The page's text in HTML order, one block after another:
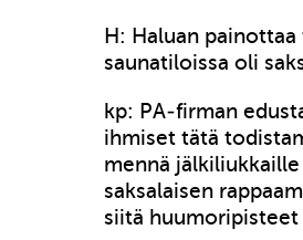
H: Haluan
saunatiloissa oli
kp: PA-firman
ihmiset tätä
mennä
saksalaisen
siitä huumoripisteet